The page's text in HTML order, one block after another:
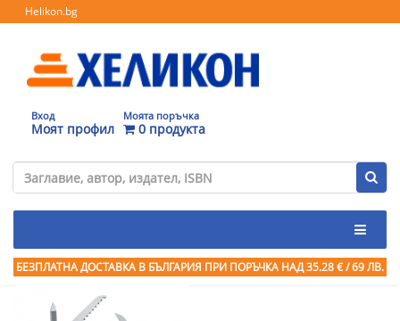
Helikon.bg
Вход
Моят профил
Моята поръчка
0 продукта
БЕЗПЛАТНА ДОСТАВКА В БЪЛГАРИЯ ПРИ ПОРЪЧКА НАД 35.28 € / 69 ЛВ.